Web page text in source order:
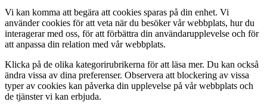
Vi kan komma att begära att cookies sparas på din enhet. Vi
använder cookies för att veta när du besöker vår webbplats, hur du
interagerar med oss, för att förbättra din användarupplevelse och för
att anpassa din relation med vår webbplats.
Klicka på de olika kategorirubrikerna för att läsa mer. Du kan också
ändra vissa av dina preferenser. Observera att blockering av vissa
typer av cookies kan påverka din upplevelse på vår webbplats och
de tjänster vi kan erbjuda.